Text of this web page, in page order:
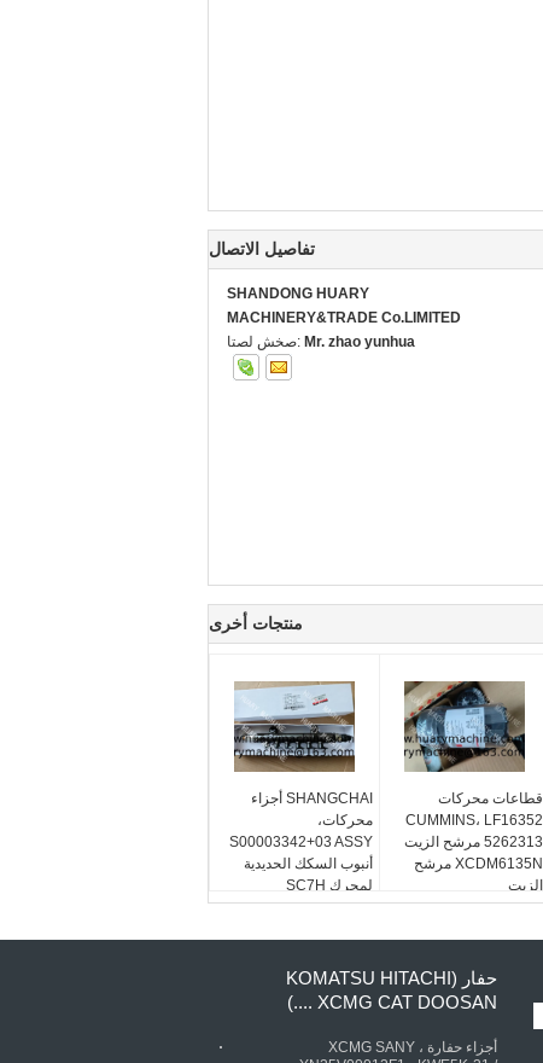
تفاصيل الاتصال
SHANDONG HUARY
MACHINERY&TRADE Co.LIMITED
اتصل شخص: Mr. zhao yunhua
منتجات أخرى
SHANGCHAI أجزاء
محركات،
S00003342+03 ASSY
أنبوب السكك الحديدية
لمحرك SC7H
قطاعات محركات
CUMMINS، LF16352
5262313 مرشح الزيت
XCDM6135N مرشح
الزيت
حفار (KOMATSU HITACHI
XCMG CAT DOOSAN ....)
أجزاء حفارة XCMG SANY ،